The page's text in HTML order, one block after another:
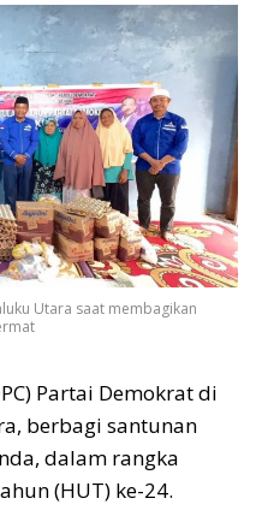
Utara saat membagikan
Partai Demokrat di
berbagi santunan
dalam rangka
(HUT) ke-24.